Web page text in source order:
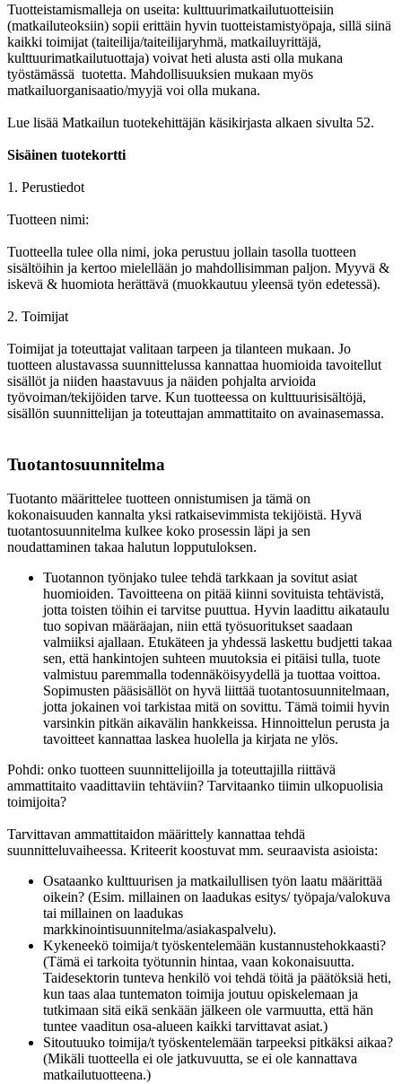
Tuotteistamismalleja on useita: kulttuurimatkailutuotteisiin
(matkailuteoksiin) sopii erittäin hyvin tuotteistamistyöpaja, sillä siinä
kaikki toimijat (taiteilija/taiteilijaryhmä, matkailuyrittäjä,
kulttuurimatkailutuottaja) voivat heti alusta asti olla mukana
työstämässä tuotetta. Mahdollisuuksien mukaan myös
matkailuorganisaatio/myyjä voi olla mukana.
Lue lisää Matkailun tuotekehittäjän käsikirjasta alkaen sivulta 52.
Sisäinen tuotekortti
1. Perustiedot
Tuotteen nimi:
Tuotteella tulee olla nimi, joka perustuu jollain tasolla tuotteen
sisältöihin ja kertoo mielellään jo mahdollisimman paljon. Myyvä &
iskevä & huomiota herättävä (muokkautuu yleensä työn edetessä).
2. Toimijat
Toimijat ja toteuttajat valitaan tarpeen ja tilanteen mukaan. Jo
tuotteen alustavassa suunnittelussa kannattaa huomioida tavoitellut
sisällöt ja niiden haastavuus ja näiden pohjalta arvioida
työvoiman/tekijöiden tarve. Kun tuotteessa on kulttuurisisältöjä,
sisällön suunnittelijan ja toteuttajan ammattitaito on avainasemassa.
Tuotantosuunnitelma
Tuotanto määrittelee tuotteen onnistumisen ja tämä on
kokonaisuuden kannalta yksi ratkaisevimmista tekijöistä. Hyvä
tuotantosuunnitelma kulkee koko prosessin läpi ja sen
noudattaminen takaa halutun lopputuloksen.
Tuotannon työnjako tulee tehdä tarkkaan ja sovitut asiat
huomioiden. Tavoitteena on pitää kiinni sovituista tehtävistä,
jotta toisten töihin ei tarvitse puuttua. Hyvin laadittu aikataulu
tuo sopivan määräajan, niin että työsuoritukset saadaan
valmiiksi ajallaan. Etukäteen ja yhdessä laskettu budjetti takaa
sen, että hankintojen suhteen muutoksia ei pitäisi tulla, tuote
valmistuu paremmalla todennäköisyydellä ja tuottaa voittoa.
Sopimusten pääsisällöt on hyvä liittää tuotantosuunnitelmaan,
jotta jokainen voi tarkistaa mitä on sovittu. Tämä toimii hyvin
varsinkin pitkän aikavälin hankkeissa. Hinnoittelun perusta ja
tavoitteet kannattaa laskea huolella ja kirjata ne ylös.
Pohdi: onko tuotteen suunnittelijoilla ja toteuttajilla riittävä
ammattitaito vaadittaviin tehtäviin? Tarvitaanko tiimin ulkopuolisia
toimijoita?
Tarvittavan ammattitaidon määrittely kannattaa tehdä
suunnitteluvaiheessa. Kriteerit koostuvat mm. seuraavista asioista:
Osataanko kulttuurisen ja matkailullisen työn laatu määrittää
oikein? (Esim. millainen on laadukas esitys/ työpaja/valokuva
tai millainen on laadukas
markkinointisuunnitelma/asiakaspalvelu).
Kykeneekö toimija/t työskentelemään kustannustehokkaasti?
(Tämä ei tarkoita työtunnin hintaa, vaan kokonaisuutta.
Taidesektorin tunteva henkilö voi tehdä töitä ja päätöksiä heti,
kun taas alaa tuntematon toimija joutuu opiskelemaan ja
tutkimaan sitä eikä senkään jälkeen ole varmuutta, että hän
tuntee vaaditun osa-alueen kaikki tarvittavat asiat.)
Sitoutuuko toimija/t työskentelemään tarpeeksi pitkäksi aikaa?
(Mikäli tuotteella ei ole jatkuvuutta, se ei ole kannattava
matkailutuotteena.)